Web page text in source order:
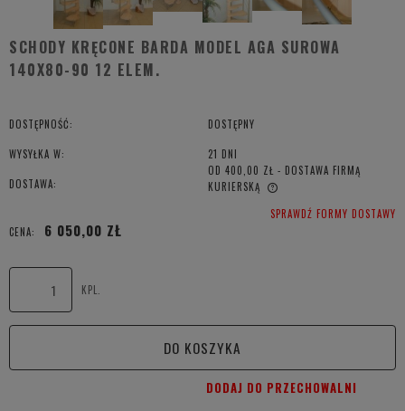
SCHODY KRĘCONE BARDA MODEL AGA SUROWA
140X80-90 12 ELEM.
DOSTĘPNOŚĆ: DOSTĘPNY
WYSYŁKA W: 21 DNI
DOSTAWA:
OD 400,00 ZŁ - DOSTAWA FIRMĄ
KURIERSKĄ
CENA NIE ZAWIERA EWENTUALNYCH KOSZTÓW PŁATNOŚCISPRAWDŹ FORMY DOSTAWY
CENA:
6 050,00 ZŁ
KPL.
DO KOSZYKA
DODAJ DO PRZECHOWALNI